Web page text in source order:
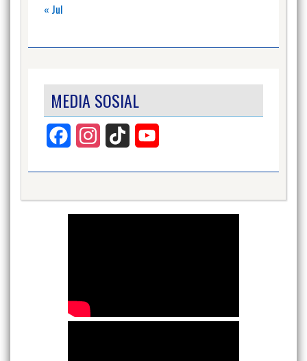
« Jul
MEDIA SOSIAL
Facebook InstagramTikTok